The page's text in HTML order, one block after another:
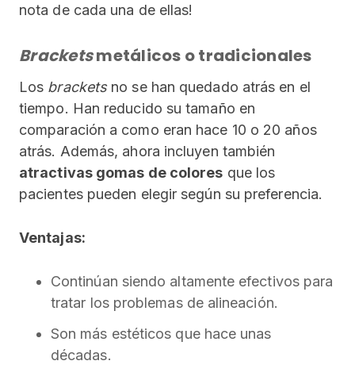
nota de cada una de ellas!
Bracketsmetálicos o tradicionales
Los brackets no se han quedado atrás en el
tiempo. Han reducido su tamaño en
comparación a como eran hace 10 o 20 años
atrás. Además, ahora incluyen también
atractivas gomas de colores que los
pacientes pueden elegir según su preferencia.
Ventajas:
Continúan siendo altamente efectivos para
tratar los problemas de alineación.
Son más estéticos que hace unas
décadas.